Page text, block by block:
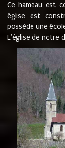
Ce hameau est
église est
possède une
L'église de notre